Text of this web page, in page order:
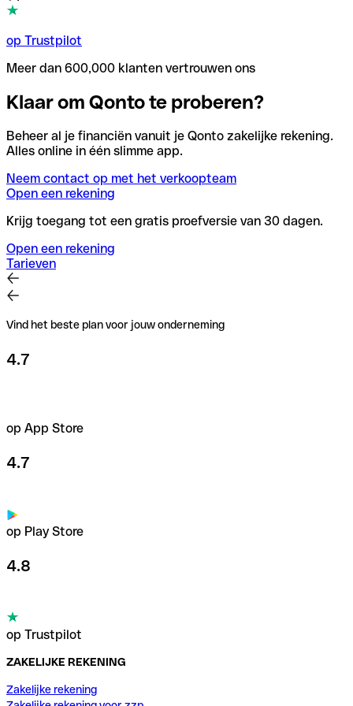
op Trustpilot
Meer dan 600,000 klanten vertrouwen ons
Klaar om Qonto te proberen?
Beheer al je financiën vanuit je Qonto zakelijke rekening.
Alles online in één slimme app.
Neem contact op met het verkoopteam
Open een rekening
Krijg toegang tot een gratis proefversie van 30 dagen.
Open een rekening
Tarieven
Vind het beste plan voor jouw onderneming
4.7
op App Store
4.7
op Play Store
4.8
op Trustpilot
ZAKELIJKE REKENING
Zakelijke rekening